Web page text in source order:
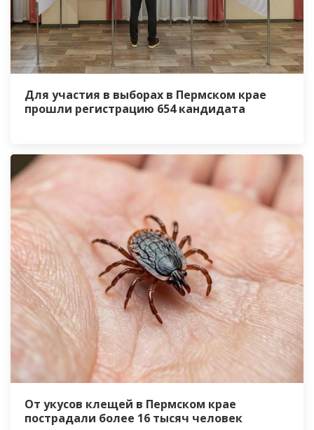
Для участия в выборах в Пермском крае
прошли регистрацию 654 кандидата
От укусов клещей в Пермском крае
пострадали более 16 тысяч человек